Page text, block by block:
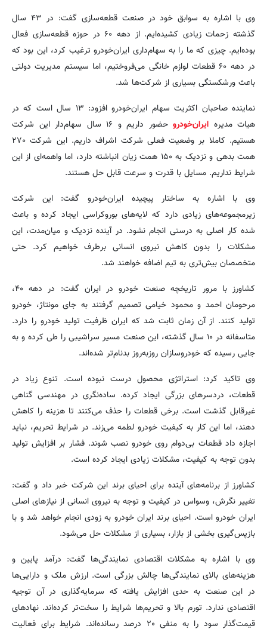
وی با اشاره به سوابق خود در صنعت قطعه‌سازی گفت: در ۴۳ سال
گذشته زحمات زیادی کشیده‌ایم. از دهه ۶۰ در حوزه قطعه‌سازی فعال
بوده‌ایم. چیزی که ما را به سهام‌داری ایران‌خودرو ترغیب کرد، این بود که
در دهه ۶۰ قطعات لوازم خانگی می‌فروختیم، اما سیستم مدیریت دولتی
باعث ورشکستگی بسیاری از شرکت‌ها شد.
نماینده صاحبان اکثریت سهام ایران‌خودرو افزود: ۱۳ سال است که در
هیات مدیره ایران‌خودرو
حضور داریم و ۱۶ سال سهام‌دار این شرکت
هستیم. کاملا بر وضعیت فعلی شرکت اشراف داریم. این شرکت ۲۷۰
همت بدهی و نزدیک به ۱۵۰ همت زیان انباشته دارد، اما واهمه‌ای از این
شرایط نداریم. مسایل با قدرت و سرعت قابل حل هستند.
وی با اشاره به ساختار پیچیده ایران‌خودرو گفت: این شرکت
زیرمجموعه‌های زیادی دارد که لایه‌های بوروکراسی ایجاد کرده و باعث
شده کار اصلی به درستی انجام نشود. در آینده نزدیک و میان‌مدت، این
مشکلات را بدون کاهش نیروی انسانی برطرف خواهیم کرد. حتی
متخصصان بیش‌تری به تیم اضافه خواهند شد.
کشاورز با مرور تاریخچه صنعت خودرو در ایران گفت: در دهه ۴۰،
مرحومان احمد و محمود خیامی تصمیم گرفتند به جای مونتاژ، خودرو
تولید کنند. از آن زمان ثابت شد که ایران ظرفیت تولید خودرو را دارد.
متاسفانه در ۱۰ سال گذشته، این صنعت مسیر سراشیبی را طی کرده و به
جایی رسیده که خودروسازان روزبه‌روز بدنام‌تر شده‌اند.
وی تاکید کرد: استراتژی محصول درست نبوده است. تنوع زیاد در
قطعات، دردسرهای بزرگی ایجاد کرده. ساده‌نگری در مهندسی گناهی
غیرقابل گذشت است. برخی قطعات را حذف می‌کنند تا هزینه را کاهش
دهند، اما این کار به کیفیت خودرو لطمه می‌زند. در شرایط تحریم، نباید
اجازه داد قطعات بی‌دوام روی خودرو نصب شوند. فشار بر افزایش تولید
بدون توجه به کیفیت، مشکلات زیادی ایجاد کرده است.
کشاورز از برنامه‌های آینده برای احیای برند این شرکت خبر داد و گفت:
تغییر نگرش، وسواس در کیفیت و توجه به نیروی انسانی از نیازهای اصلی
ایران خودرو است. احیای برند ایران خودرو به زودی انجام خواهد شد و با
بازپس‌گیری بخشی از بازار، بسیاری از مشکلات حل می‌شود.
وی با اشاره به مشکلات اقتصادی نمایندگی‌ها گفت: درآمد پایین و
هزینه‌های بالای نمایندگی‌ها چالش بزرگی است. ارزش ملک و دارایی‌ها
در این صنعت به حدی افزایش یافته که سرمایه‌گذاری در آن توجیه
اقتصادی ندارد. تورم بالا و تحریم‌ها شرایط را سخت‌تر کرده‌اند. نهادهای
قیمت‌گذار سود را به منفی ۲۰ درصد رسانده‌اند. شرایط برای فعالیت